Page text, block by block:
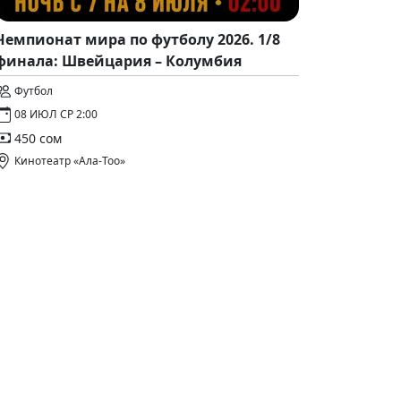
мира по футболу 2026. 1/8
Швейцария – Колумбия
Футбол
08 ИЮЛ СР 2:00
450 сом
Кинотеатр «Ала-Тоо»